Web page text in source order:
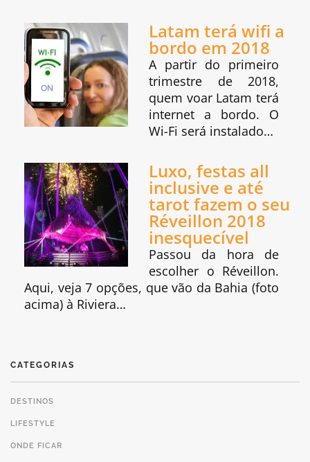
Latam terá wifi a
bordo em 2018
A partir do primeiro
trimestre de 2018,
quem voar Latam terá
internet a bordo. O
Wi-Fi será instalado…
Luxo, festas all
inclusive e até
tarot fazem o seu
Réveillon 2018
inesquecível
Passou da hora de
escolher o Réveillon.
Aqui, veja 7 opções, que vão da Bahia (foto
acima) à Riviera…
CATEGORIAS
DESTINOS
LIFESTYLE
ONDE FICAR